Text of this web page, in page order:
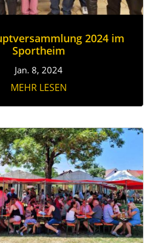
2024 im
Sportheim
Jan. 8, 2024
MEHR LESEN